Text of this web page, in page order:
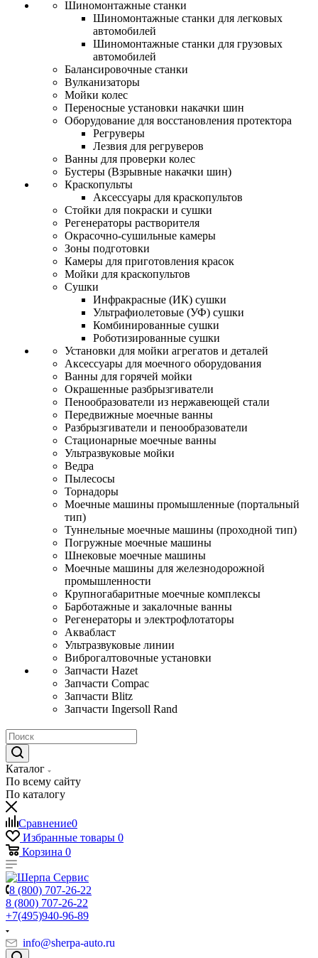
Шиномонтажные станки
Шиномонтажные станки для легковых
автомобилей
Шиномонтажные станки для грузовых
автомобилей
Балансировочные станки
Вулканизаторы
Мойки колес
Переносные установки накачки шин
Оборудование для восстановления протектора
Регруверы
Лезвия для регруверов
Ванны для проверки колес
Бустеры (Взрывные накачки шин)
Краскопульты
Аксессуары для краскопультов
Стойки для покраски и сушки
Регенераторы растворителя
Окрасочно-сушильные камеры
Зоны подготовки
Камеры для приготовления красок
Мойки для краскопультов
Сушки
Инфракрасные (ИК) сушки
Ультрафиолетовые (УФ) сушки
Комбинированные сушки
Роботизированные сушки
Установки для мойки агрегатов и деталей
Аксессуары для моечного оборудования
Ванны для горячей мойки
Окрашенные разбрызгиватели
Пенообразователи из нержавеющей стали
Передвижные моечные ванны
Разбрызгиватели и пенообразователи
Стационарные моечные ванны
Ультразвуковые мойки
Ведра
Пылесосы
Торнадоры
Моечные машины промышленные (портальный
тип)
Туннельные моечные машины (проходной тип)
Погружные моечные машины
Шнековые моечные машины
Моечные машины для железнодорожной
промышленности
Крупногабаритные моечные комплексы
Барботажные и закалочные ванны
Регенераторы и электрофлотаторы
Аквабласт
Ультразвуковые линии
Виброгалтовочные установки
Запчасти Hazet
Запчасти Compac
Запчасти Blitz
Запчасти Ingersoll Rand
Каталог
По всему сайту
По каталогу
Сравнение0
Избранные товары 0
Корзина 0
8 (800) 707-26-22
8 (800) 707-26-22
+7(495)940-96-89
info@sherpa-auto.ru